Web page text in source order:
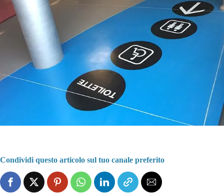
Condividi questo articolo sul tuo canale preferito